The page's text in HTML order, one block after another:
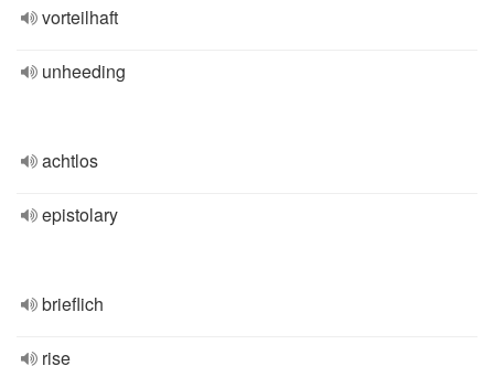
vorteilhaft
unheeding
achtlos
epistolary
brieflich
rise